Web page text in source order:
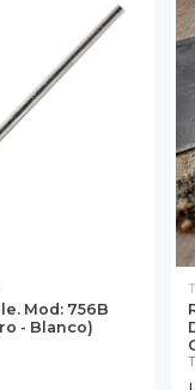
Mod: 756B
- Blanco)